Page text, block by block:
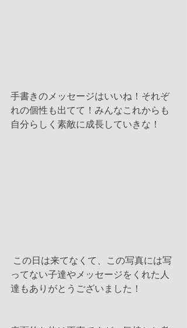
手書きのメッセージはいいね！それぞ
れの個性も出てて！みんなこれからも
自分らしく素敵に成長していきな！
ってない子達やメッセージをくれた人
達もありがとうございました！